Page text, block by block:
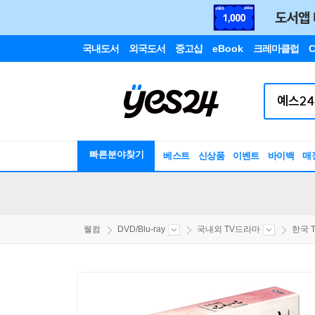
국내도서 외국도서 중고샵 eBook 크레마클럽
빠른분야찾기 베스트 신상품 이벤트 바이백 매
웰컴 DVD/Blu-ray 국내외 TV드라마 한국